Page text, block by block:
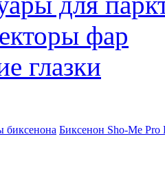
фар
глазки
биксенона Биксенон Sho-Me Pro